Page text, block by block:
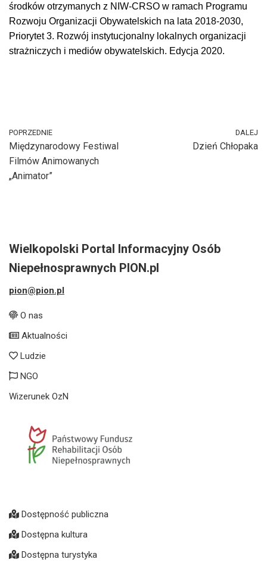
środków otrzymanych z NIW-CRSO w ramach Programu
Rozwoju Organizacji Obywatelskich na lata 2018-2030,
Priorytet 3. Rozwój instytucjonalny lokalnych organizacji
strażniczych i mediów obywatelskich. Edycja 2020.
POPRZEDNIE
Międzynarodowy Festiwal
Filmów Animowanych
„Animator”
DALEJ
Dzień Chłopaka
Wielkopolski Portal Informacyjny Osób
Niepełnosprawnych PION.pl
pion@pion.pl
O nas
Aktualności
Ludzie
NGO
Wizerunek OzN
Dostępność publiczna
Dostępna kultura
Dostępna turystyka